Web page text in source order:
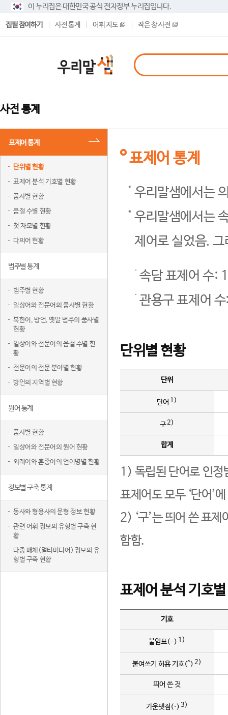
이 누리집은 대한민국 공식 전자정부 누리집입니다.
집필 참여하기 사전 통계 어휘 지도 작은 창 사전
사전 통계
표제어 통계
단위별 현황
표제어 분석 기호별 현황
품사별 현황
음절 수별 현황
첫 자모별 현황
다의어 현황
범주별 통계
범주별 현황
일상어와 전문어의 품사별 현황
북한어, 방언, 옛말 범주의 품사별
현황
일상어와 전문어의 음절 수별 현
황
전문어의 전문 분야별 현황
방언의 지역별 현황
원어 통계
품사별 현황
일상어와 전문어의 원어 현황
외래어와 혼종어의 언어명별 현황
정보별 구축 통계
동사와 형용사의 문형 정보 현황
관련 어휘 정보의 유형별 구축 현
황
다중 매체(멀티미디어) 정보의 유
형별 구축 현황
표제어 통계
우리말샘에서는
우리말샘에서는
제어로 실었음.
속담 표제어 수:
관용구 표제어
단위별 현황
단위
단어 1)
구2)
합계
1) 독립된 단어로 인정
표제어도 모두 ‘단어’
2) ‘구’는 띄어 쓴 표
함함.
표제어 분석 기호
기호
붙임표(-) 1)
붙여쓰기 허용 기호(^) 2)
띄어 쓴 것
가운뎃점(·) 3)